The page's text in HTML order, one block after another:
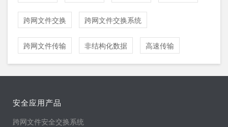
跨网文件交换 跨网文件交换系统
跨网文件传输 非结构化数据 高速传输
安全应用产品
跨网文件安全交换系统